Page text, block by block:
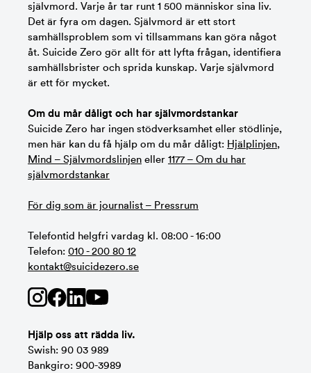
självmord. Varje år tar runt 1 500 människor sina liv.
Det är fyra om dagen. Självmord är ett stort
samhällsproblem som vi tillsammans kan göra något
åt. Suicide Zero gör allt för att lyfta frågan, identifiera
samhällsbrister och sprida kunskap. Varje självmord
är ett för mycket.
Om du mår dåligt och har självmordstankar
Suicide Zero har ingen stödverksamhet eller stödlinje,
men här kan du få hjälp om du mår dåligt: Hjälplinjen,
Mind – Självmordslinjen eller 1177 – Om du har
självmordstankar
För dig som är journalist – Pressrum
Telefontid helgfri vardag kl. 08:00 - 16:00
Telefon: 010 - 200 80 12
kontakt@suicidezero.se
Hjälp oss att rädda liv.
Swish: 90 03 989
Bankgiro: 900-3989